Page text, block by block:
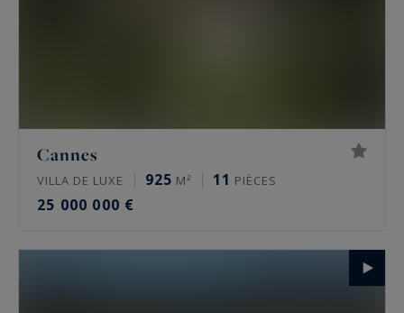
Cannes
VILLA DE LUXE 925 M² 11 PIÈCES
25 000 000 €